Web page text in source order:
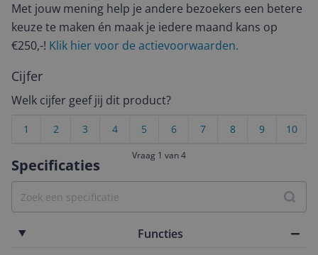
Specificaties
Functies
Met jouw mening help je andere bezoekers een betere
keuze te maken én maak je iedere maand kans op
€250,-! Klik hier voor de actievoorwaarden.
Cijfer
Welk cijfer geef jij dit product?
10
9
8
7
6
5
4
3
2
1
Vraag 1 van 4